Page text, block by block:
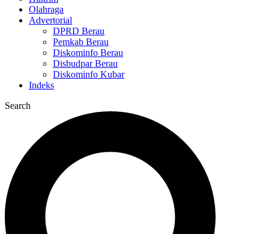
Olahraga
Advertorial
DPRD Berau
Pemkab Berau
Diskominfo Berau
Disbudpar Berau
Diskominfo Kubar
Indeks
Search